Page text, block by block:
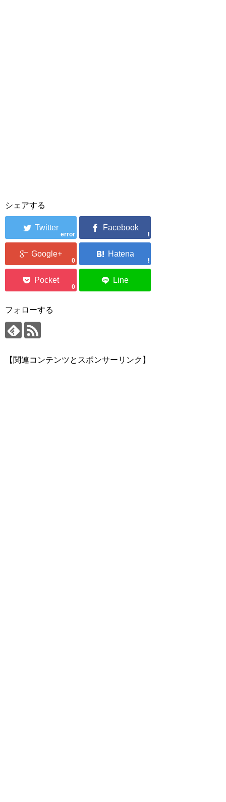
シェアする
error
0
0
フォローする
【関連コンテンツとスポンサーリンク】